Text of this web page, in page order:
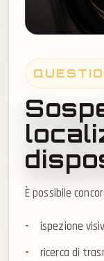
È possibile
ispezione
ricerca di